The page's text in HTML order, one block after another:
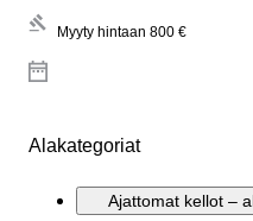
Myyty hintaan 800 €
Alakategoriat
Ajattomat kellot –